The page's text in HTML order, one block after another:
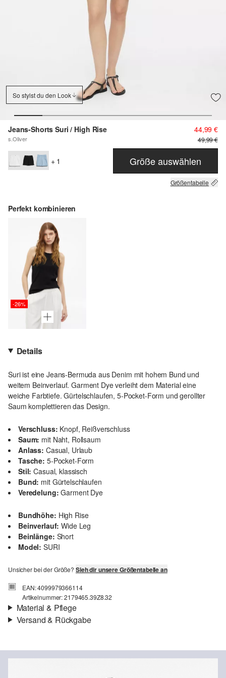
So stylst du den Look
Jeans-Shorts Suri / High Rise
s.Oliver
44,99 €
49,99 €
+ 1 Größe auswählen
Größentabelle
Perfekt kombinieren
-26%
Details
Suri ist eine Jeans-Bermuda aus Denim mit hohem Bund und
weitem Beinverlauf. Garment Dye verleiht dem Material eine
weiche Farbtiefe. Gürtelschlaufen, 5-Pocket-Form und gerollter
Saum komplettieren das Design.
Verschluss: Knopf, Reißverschluss
Saum: mit Naht, Rollsaum
Anlass: Casual, Urlaub
Tasche: 5-Pocket-Form
Stil: Casual, klassisch
Bund: mit Gürtelschlaufen
Veredelung: Garment Dye
Bundhöhe: High Rise
Beinverlauf: Wide Leg
Beinlänge: Short
Model: SURI
Unsicher bei der Größe? Sieh dir unsere Größentabelle an
EAN: 4099979366114
Artikelnummer: 2179465.39Z8.32
Material & Pflege
Material: Baumwollmix
Versand & Rückgabe
Standardlieferung einer Bestellung in Höhe von 3,95 € an. Fashion